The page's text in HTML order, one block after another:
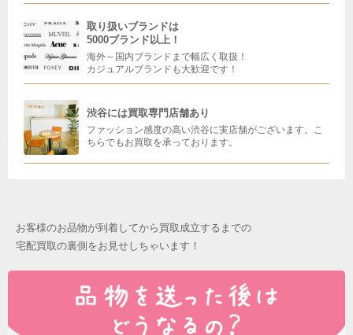
取り扱いブランドは
5000ブランド以上！
海外～国内ブランドまで幅広く取扱！
カジュアルブランドも大歓迎です！
渋谷には買取専門店舗あり
ファッション感度の高い渋谷に実店舗がございます。こ
ちらでもお買取を承っております。
お客様のお品物が到着してから買取成立するまでの
宅配買取の裏側をお見せしちゃいます！